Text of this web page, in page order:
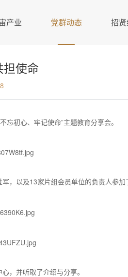
产业 党群动态 招
担使命
初心、牢记使命”主题教育分享会。
，以及13家片组会员单位的负责人参加
，并听取了介绍与分享。